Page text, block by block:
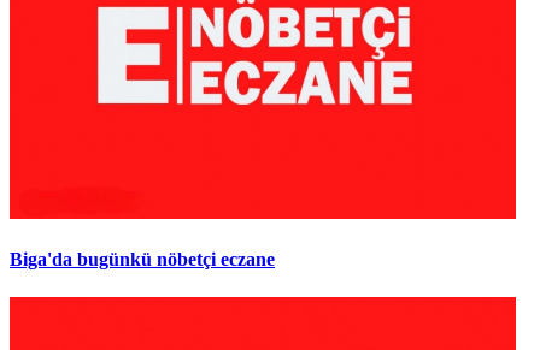
Biga'da bugünkü nöbetçi eczane